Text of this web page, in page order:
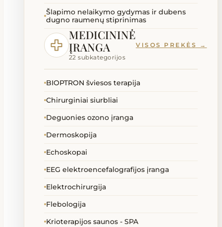
Šlapimo nelaikymo gydymas ir dubens
dugno raumenų stiprinimas
MEDICININĖ
ĮRANGA
22 subkategorijos
VISOS PREKĖS →
BIOPTRON šviesos terapija
Chirurginiai siurbliai
Deguonies ozono įranga
Dermoskopija
Echoskopai
EEG elektroencefalografijos įranga
Elektrochirurgija
Flebologija
Krioterapijos saunos - SPA